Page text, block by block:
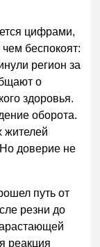
цифрами,
беспокоят:
регион за
о
здоровья.
оборота.
жителей
доверие не
путь от
резни до
реакция